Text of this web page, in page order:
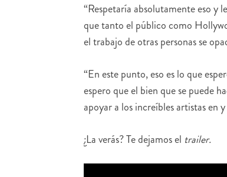
“Respetaría absolutamente eso y
que tanto el público como
el trabajo de otras personas se
“En este punto, eso es lo que
espero que el bien que se puede
apoyar a los increíbles artistas en
¿La verás? Te dejamos el trailer.